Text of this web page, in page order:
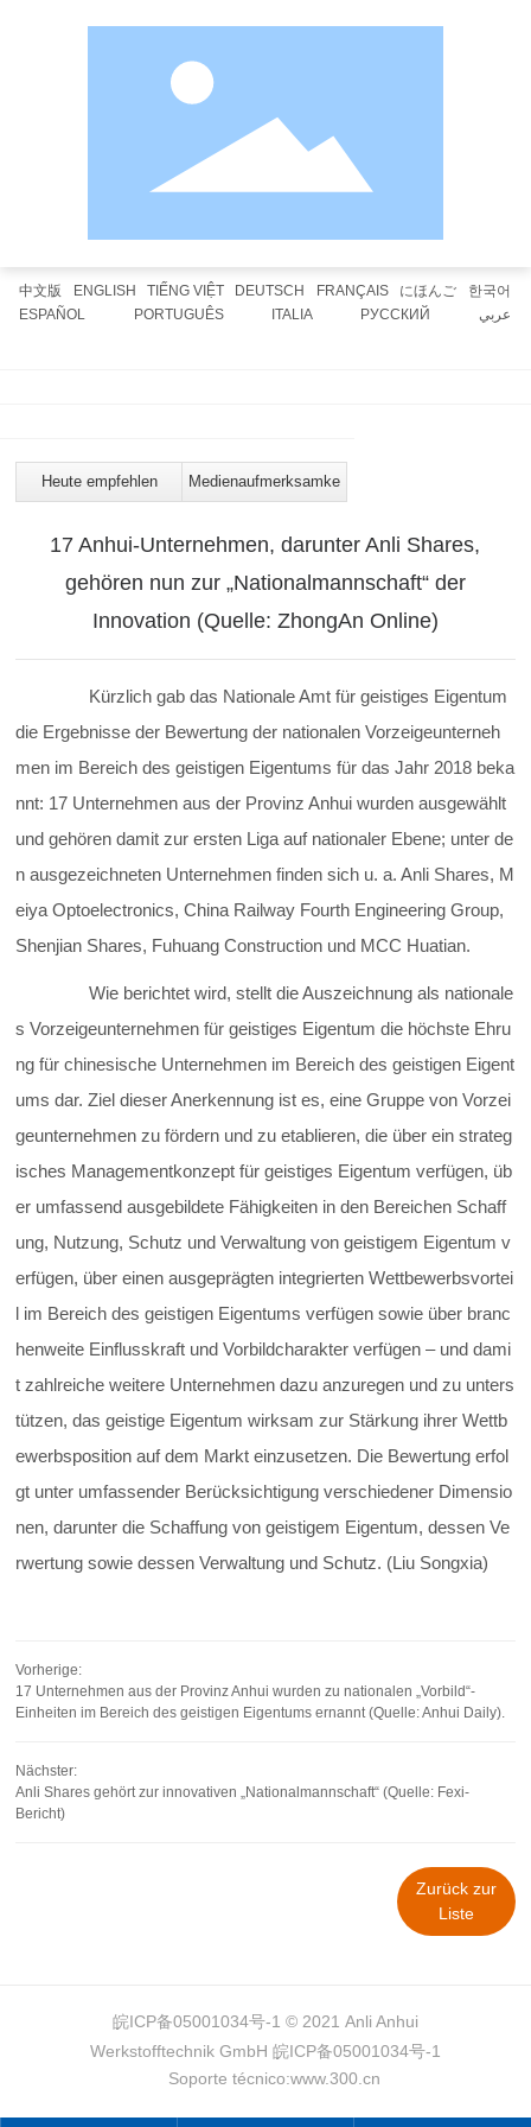
中文版 ENGLISH TIẾNG VIỆT DEUTSCH FRANÇAIS にほんご
한국어
ESPAÑOL
PORTUGUÊS ITALIA РУССКИЙ عربي
Heute empfehlen Medienaufmerksamkeit
17 Anhui-Unternehmen, darunter Anli Shares,
gehören nun zur „Nationalmannschaft“ der
Innovation (Quelle: ZhongAn Online)
Kürzlich gab das Nationale Amt für geistiges Eigentum
die Ergebnisse der Bewertung der nationalen Vorzeigeunterneh
men im Bereich des geistigen Eigentums für das Jahr 2018 beka
nnt: 17 Unternehmen aus der Provinz Anhui wurden ausgewählt
und gehören damit zur ersten Liga auf nationaler Ebene; unter de
n ausgezeichneten Unternehmen finden sich u. a. Anli Shares, M
eiya Optoelectronics, China Railway Fourth Engineering Group,
Shenjian Shares, Fuhuang Construction und MCC Huatian.
Wie berichtet wird, stellt die Auszeichnung als nationale
s Vorzeigeunternehmen für geistiges Eigentum die höchste Ehru
ng für chinesische Unternehmen im Bereich des geistigen Eigent
ums dar. Ziel dieser Anerkennung ist es, eine Gruppe von Vorzei
geunternehmen zu fördern und zu etablieren, die über ein strateg
isches Managementkonzept für geistiges Eigentum verfügen, üb
er umfassend ausgebildete Fähigkeiten in den Bereichen Schaff
ung, Nutzung, Schutz und Verwaltung von geistigem Eigentum v
erfügen, über einen ausgeprägten integrierten Wettbewerbsvortei
l im Bereich des geistigen Eigentums verfügen sowie über branc
henweite Einflusskraft und Vorbildcharakter verfügen – und dami
t zahlreiche weitere Unternehmen dazu anzuregen und zu unters
tützen, das geistige Eigentum wirksam zur Stärkung ihrer Wettb
ewerbsposition auf dem Markt einzusetzen. Die Bewertung erfol
gt unter umfassender Berücksichtigung verschiedener Dimensio
nen, darunter die Schaffung von geistigem Eigentum, dessen Ve
rwertung sowie dessen Verwaltung und Schutz. (Liu Songxia)
Vorherige:
17 Unternehmen aus der Provinz Anhui wurden zu nationalen „Vorbild“-
Einheiten im Bereich des geistigen Eigentums ernannt (Quelle: Anhui Daily).
Nächster:
Anli Shares gehört zur innovativen „Nationalmannschaft“ (Quelle: Fexi-
Bericht)
Zurück zur
Liste
皖ICP备05001034号-1 © 2021 Anli Anhui
Werkstofftechnik GmbH 皖ICP备05001034号-1
Soporte técnico:www.300.cn